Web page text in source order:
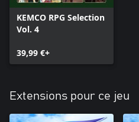
KEMCO RPG Selection
Vol. 4
39,99 €+
Extensions pour ce jeu